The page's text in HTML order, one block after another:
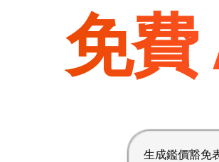
免費
按 Enter 提交